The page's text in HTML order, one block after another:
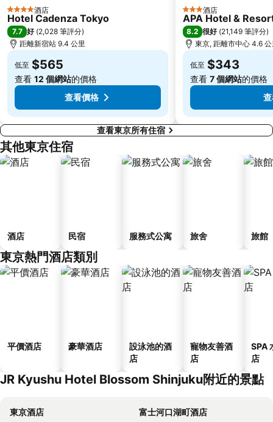
Shinagawa
Hamamatsucho station
Ofuna Station
Nishi-Kasai Metro Station
Fujisawa Station
Shimbashi Metro Station
Chiba Station
Toyosu Station
4 星級 酒店
Hotel Cadenza Tokyo
7.7 好 (2,028 筆評分)
距離新宿站 9.4 公里
低至 $565
查看 12 個網站的價格
查看價格
3 星級酒店
APA Hotel &
8.2 很好 (21,149 筆評分)
東京, 距離市中心 4.6
低至 $343
查看 7 個網站的價格
查看東京所有住宿
其他東京住宿
酒店 民宿 服務式公寓 旅舍 旅館
東京熱門酒店類別
平價酒店 豪華酒店
設泳池的酒
店
寵物友善酒
店
SPA
店
JR Kyushu Hotel Blossom Shinjuku附近的景點
東京酒店
富士河口湖町酒店